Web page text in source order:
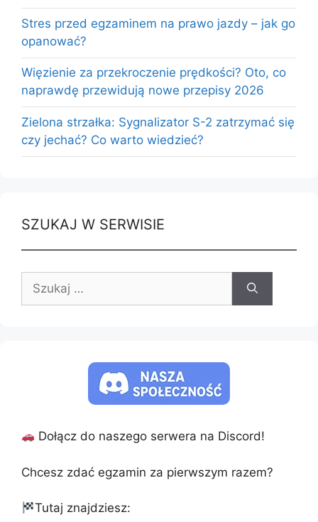
Stres przed egzaminem na prawo jazdy – jak go
opanować?
Więzienie za przekroczenie prędkości? Oto, co
naprawdę przewidują nowe przepisy 2026
Zielona strzałka: Sygnalizator S-2 zatrzymać się
czy jechać? Co warto wiedzieć?
SZUKAJ W SERWISIE
Dołącz do naszego serwera na Discord!
Chcesz zdać egzamin za pierwszym razem?
Tutaj znajdziesz: